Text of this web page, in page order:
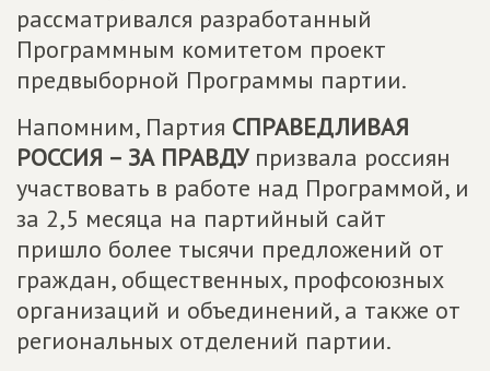
рассматривался разработанный
Программным комитетом проект
предвыборной Программы партии.
Напомним, Партия СПРАВЕДЛИВАЯ
РОССИЯ – ЗА ПРАВДУпризвала россиян
участвовать в работе над Программой, и
за 2,5 месяца на партийный сайт
пришло более тысячи предложений от
граждан, общественных, профсоюзных
организаций и объединений, а также от
региональных отделений партии.